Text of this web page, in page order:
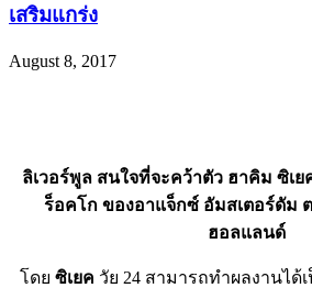
เสริมแกร่ง
August 8, 2017
ลิเวอร์พูล สนใจที่จะคว้าตัว ฮาคิม ซิเ
ร็อคโก ของอาแจ็กซ์ อัมสเตอร์ดัม
ฮอลแลนด์
โดย ซิเยค วัย 24 สามารถทำผลงานได้